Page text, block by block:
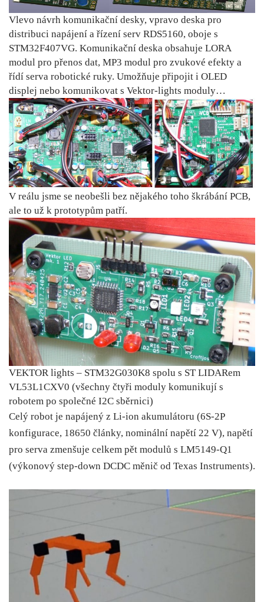
Vlevo návrh komunikační desky, vpravo deska pro
distribuci napájení a řízení serv RDS5160, oboje s
STM32F407VG. Komunikační deska obsahuje LORA
modul pro přenos dat, MP3 modul pro zvukové efekty a
řídí serva robotické ruky. Umožňuje připojit i OLED
displej nebo komunikovat s Vektor-lights moduly…
V reálu jsme se neobešli bez nějakého toho škrábání PCB,
ale to už k prototypům patří.
VEKTOR lights – STM32G030K8 spolu s ST LIDARem
VL53L1CXV0 (všechny čtyři moduly komunikují s
robotem po společné I2C sběrnici)
Celý robot je napájený z Li-ion akumulátoru (6S-2P
konfigurace, 18650 články, nominální napětí 22 V), napětí
pro serva zmenšuje celkem pět modulů s LM5149-Q1
(výkonový step-down DCDC měnič od Texas Instruments).